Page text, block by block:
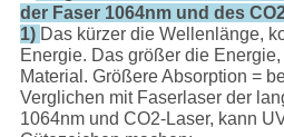
der Faser 1064nm und des
1) Das kürzer die Wellenlänge,
Energie. Das größer die
Material. Größere Absorption =
Verglichen mit Faserlaser der
1064nm und CO2-Laser, kann